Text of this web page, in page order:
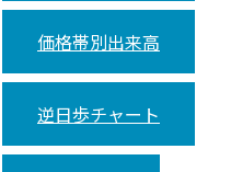
価格帯別出来高
逆日歩チャート